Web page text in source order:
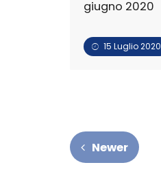
giugno 2020
15 Luglio 2020
Newer